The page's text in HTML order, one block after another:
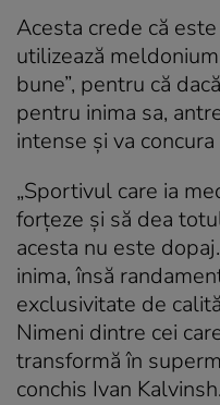
Acesta crede că
utilizează
bune”, pentru că
pentru inima sa,
intense și va
„Sportivul care ia
forțeze și să dea
acesta nu este
inima, însă
exclusivitate de
Nimeni dintre cei
transformă în
conchis Ivan Kalvinsh.